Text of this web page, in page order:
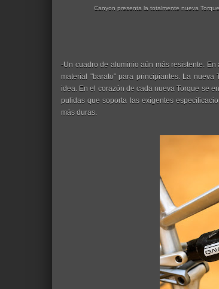
Canyon presenta la totalmente nueva
-Un cuadro de aluminio aún más resistente:
material "barato" para principiantes. La
idea. En el corazón de cada nueva Torque se
pulidas que soporta las exigentes
más duras.